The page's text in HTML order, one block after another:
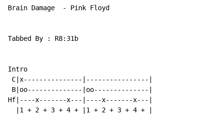
Brain Damage  - Pink Floyd
Tabbed By : R8:31b
Intro
C|x---------------|----------------|
B|oo--------------|oo--------------|
Hf|----x-------x---|----x-------x---|
  |1 + 2 + 3 + 4 + |1 + 2 + 3 + 4 + |